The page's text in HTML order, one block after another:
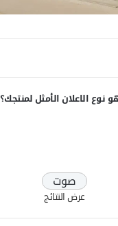
نوع الاعلان الأمثل لمنتجك؟
عرض النتائج